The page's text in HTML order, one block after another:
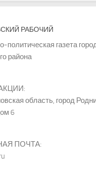
РАБОЧИЙ
газета
района
область, город
6
ПОЧТА: